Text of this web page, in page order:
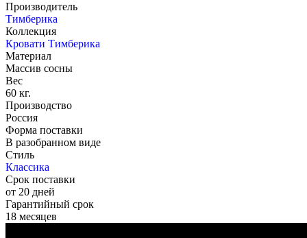
Производитель
Тимберика
Коллекция
Кровати Тимберика
Материал
Массив сосны
Вес
60 кг.
Производство
Россия
Форма поставки
В разобранном виде
Стиль
Классика
Срок поставки
от 20 дней
Гарантийный срок
18 месяцев